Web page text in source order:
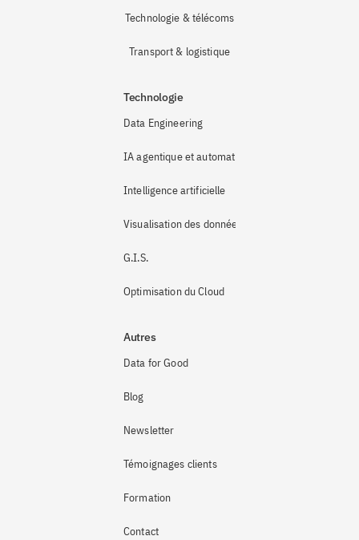
Technologie & télécoms
Transport & logistique
Technologie
Data Engineering
IA agentique et automatisation
Intelligence artificielle
Visualisation des données
G.I.S.
Optimisation du Cloud
Autres
Data for Good
Blog
Newsletter
Témoignages clients
Formation
Contact